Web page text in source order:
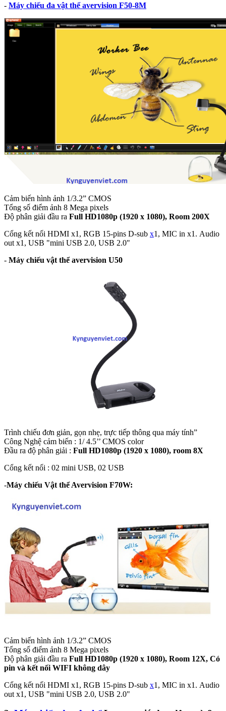
- Máy chiếu đa vật thể avervision F50-8M
Cảm biến hình ảnh 1/3.2” CMOS
Tổng số điểm ảnh 8 Mega pixels
Độ phân giải đầu ra Full HD1080p (1920 x 1080), Room 200X
Cổng kết nối HDMI x1, RGB 15-pins D-sub x1, MIC in x1. Audio
out x1, USB "mini USB 2.0, USB 2.0"
- Máy chiếu vật thể avervision U50
Trình chiếu đơn giản, gọn nhẹ, trực tiếp thông qua máy tính”
Công Nghệ cảm biến : 1/ 4.5’’ CMOS color
Đầu ra độ phân giải : Full HD1080p (1920 x 1080), room 8X
Cổng kết nối : 02 mini USB, 02 USB
-Máy chiếu Vật thể Avervision F70W:
Cảm biến hình ảnh 1/3.2” CMOS
Tổng số điểm ảnh 8 Mega pixels
Độ phân giải đầu ra Full HD1080p (1920 x 1080), Room 12X, Có
pin và kết nối WIFI không dây
Cổng kết nối HDMI x1, RGB 15-pins D-sub x1, MIC in x1. Audio
out x1, USB "mini USB 2.0, USB 2.0"